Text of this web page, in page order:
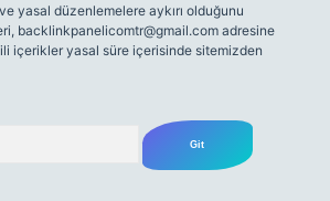
yasal düzenlemelere aykırı olduğunu
backlinkpanelicomtr@gmail.com adresine
içerikler yasal süre içerisinde sitemizden